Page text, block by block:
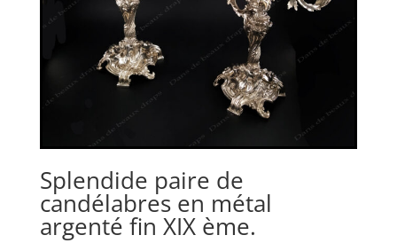
Splendide paire de
candélabres en métal
argenté fin XIX ème.